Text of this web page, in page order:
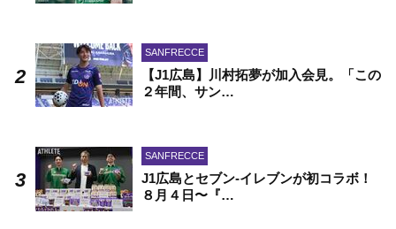
SANFRECCE
【J1広島】川村拓夢が加入会見。「この
２年間、サン…
SANFRECCE
J1広島とセブン-イレブンが初コラボ！
８月４日〜『…